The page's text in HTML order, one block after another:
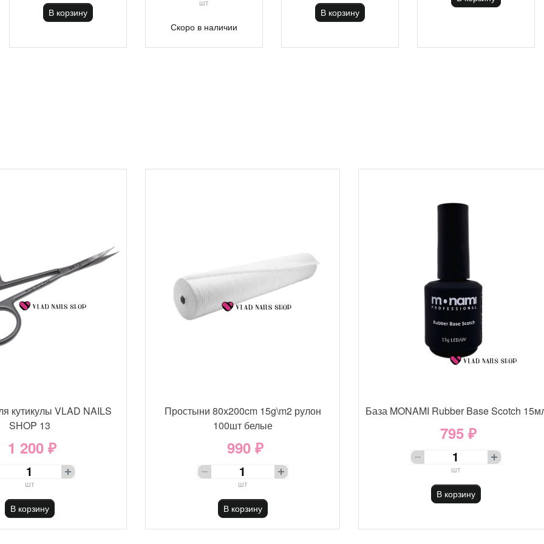
В корзину
шт
Скоро в наличии
В корзину
кутикулы VLAD NAILS
SHOP 13
1 200 ₽
шт
В корзину
Простыни 80х200cm 15g\m2 рулон
100шт белые
990 ₽
шт
В корзину
База MONAMI Rubber Base Scotch
795 ₽
шт
В корзину